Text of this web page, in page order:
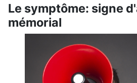
Le symptôme: signe
mémorial